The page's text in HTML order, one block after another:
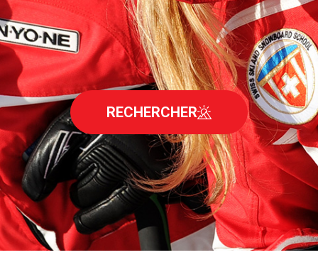
RECHERCHER